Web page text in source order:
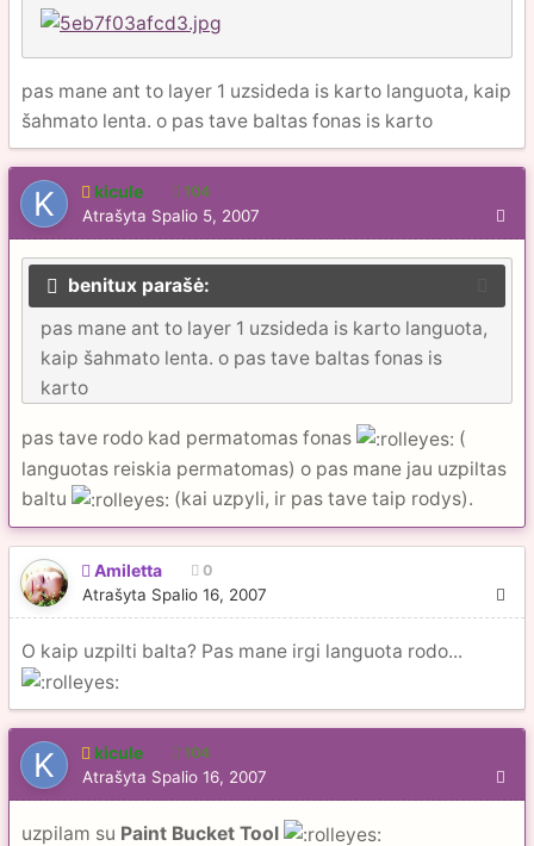
pas mane ant to layer 1 uzsideda is karto languota, kaip
šahmato lenta. o pas tave baltas fonas is karto
kicule 104
Atrašyta Spalio 5, 2007
benitux parašė:
pas mane ant to layer 1 uzsideda is karto languota,
kaip šahmato lenta. o pas tave baltas fonas is
karto
pas tave rodo kad permatomas fonas
(
languotas reiskia permatomas) o pas mane jau uzpiltas
baltu
(kai uzpyli, ir pas tave taip rodys).
Amiletta 0
Atrašyta Spalio 16, 2007
O kaip uzpilti balta? Pas mane irgi languota rodo...
kicule 104
Atrašyta Spalio 16, 2007
uzpilam su Paint Bucket Tool